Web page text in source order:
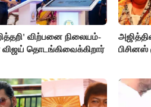
விற்பனை நிலையம்-
தொடங்கிவைக்கிறார்
பிசினஸ்